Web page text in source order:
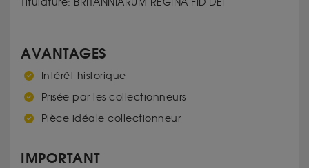
Titulature: BRITANNIARUM REGINA FID DEI
AVANTAGES
Intérêt historique
Prisée par les collectionneurs
Pièce idéale collectionneur
IMPORTANT